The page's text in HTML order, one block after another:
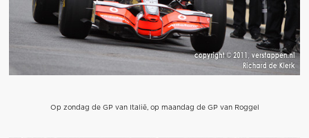
Op zondag de GP van Italië, op maandag de GP van Roggel